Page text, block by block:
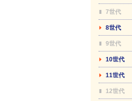
7世代
8世代
9世代
10世代
11世代
12世代